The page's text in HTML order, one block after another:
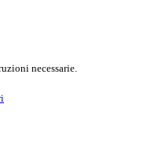
necessarie.